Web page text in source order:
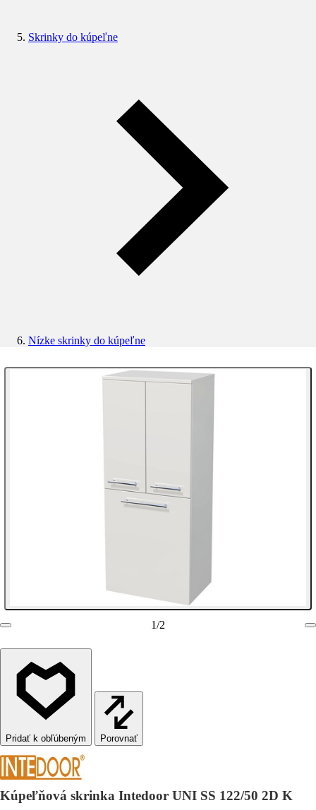
Skrinky do kúpeľne
Nízke skrinky do kúpeľne
1/2
Porovnať
Kúpeľňová skrinka Intedoor UNI SS 122/50 2D K